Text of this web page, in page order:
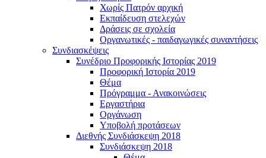
Χωρίς Πατρόν αρχική
Εκπαίδευση στελεχών
Δράσεις σε σχολεία
Οργανωτικές - παιδαγωγικές συναντήσεις
Συνδιασκέψεις
Συνέδριο Προφορικής Ιστορίας 2019
Προφορική Ιστορία 2019
Θέμα
Πρόγραμμα - Ανακοινώσεις
Εργαστήρια
Οργάνωση
Υποβολή προτάσεων
Διεθνής Συνδιάσκεψη 2018
Συνδιάσκεψη 2018